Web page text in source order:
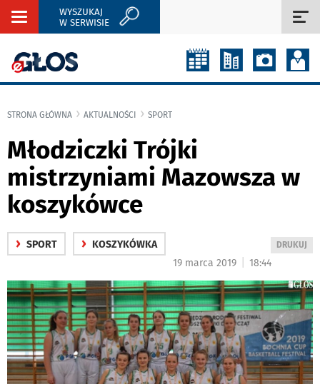
Rozwiń
WYSZUKAJ
W SERWISIE
STRONA GŁÓWNA AKTUALNOŚCI SPORT
Młodziczki Trójki
mistrzyniami Mazowsza w
koszykówce
› SPORT › KOSZYKÓWKA
WYDRUKUJ
DRUKUJ
19 marca 2019 18:44